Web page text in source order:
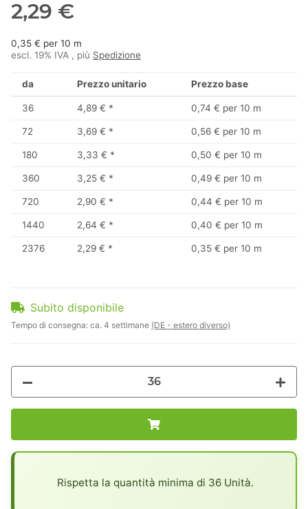
2,29 €
0,35 € per 10 m
escl. 19% IVA , più Spedizione
da Prezzo unitario Prezzo base
36 4,89 € * 0,74 € per 10 m
72 3,69 € * 0,56 € per 10 m
180 3,33 € * 0,50 € per 10 m
360 3,25 € * 0,49 € per 10 m
720 2,90 € * 0,44 € per 10 m
1440 2,64 € * 0,40 € per 10 m
2376 2,29 € * 0,35 € per 10 m
Subito disponibile
Tempo di consegna: ca. 4 settimane (DE - estero diverso)
Rispetta la quantità minima di 36 Unità.